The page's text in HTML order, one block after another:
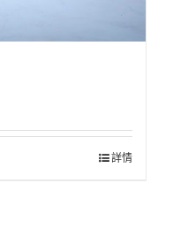
詳情